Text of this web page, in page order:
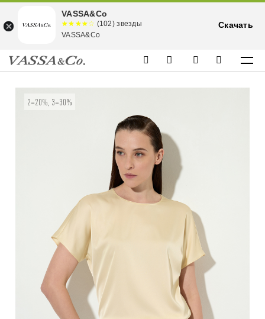
2=20%, 3=30%
VASSA&Co
☆☆☆☆☆
★★★★
★
(102) звезды
VASSA&Co
Скачать